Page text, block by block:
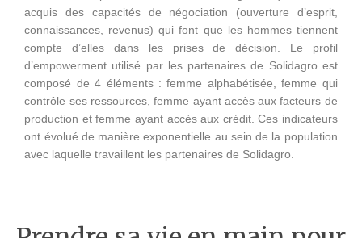
acquis des capacités de négociation (ouverture d’esprit,
connaissances, revenus) qui font que les hommes tiennent
compte d’elles dans les prises de décision. Le profil
d’empowerment utilisé par les partenaires de Solidagro est
composé de 4 éléments : femme alphabétisée, femme qui
contrôle ses ressources, femme ayant accès aux facteurs de
production et femme ayant accès aux crédit. Ces indicateurs
ont évolué de manière exponentielle au sein de la population
avec laquelle travaillent les partenaires de Solidagro.